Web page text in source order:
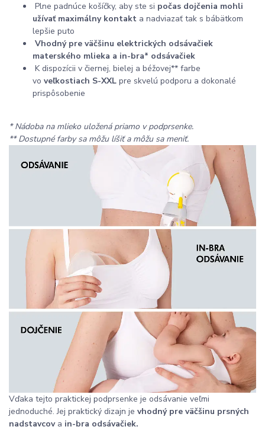
Plne padnúce košíčky, aby ste si počas dojčenia mohli
užívať maximálny kontakt a nadviazať tak s bábätkom
lepšie puto
Vhodný pre väčšinu elektrických odsávačiek
materského mlieka a in-bra* odsávačiek
K dispozícii v čiernej, bielej a béžovej** farbe
vo veľkostiach S-XXL pre skvelú podporu a dokonalé
prispôsobenie
* Nádoba na mlieko uložená priamo v podprsenke.
**Dostupné farby sa môžu líšiť a môžu sa meniť.
Vďaka tejto praktickej podprsenke je odsávanie veľmi
jednoduché. Jej praktický dizajn je vhodný pre väčšinu prsných
nadstavcova in-bra odsávačiek.